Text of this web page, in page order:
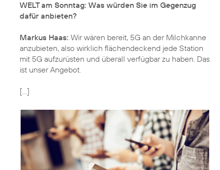
WELT am Sonntag: Was würden Sie im Gegenzug
dafür anbieten?
Markus Haas: Wir wären bereit, 5G an der Milchkanne
anzubieten, also wirklich flächendeckend jede Station
mit 5G aufzurüsten und überall verfügbar zu haben. Das
ist unser Angebot.
[...]